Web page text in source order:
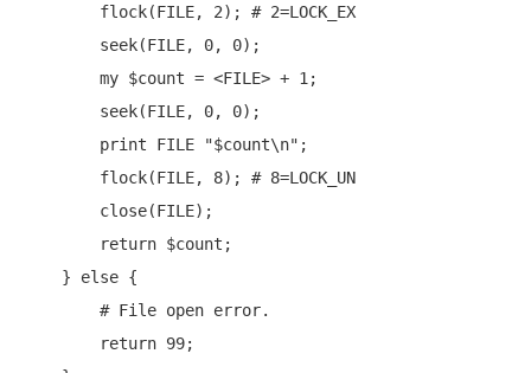
flock(FILE, 2); # 2=LOCK_EX
seek(FILE, 0, 0);
my $count = <FILE> + 1;
seek(FILE, 0, 0);
print FILE "$count\n" ;
flock(FILE, 8); # 8=LOCK_UN
close(FILE);
return $count;
    }
else {
# File open error.
return 99;